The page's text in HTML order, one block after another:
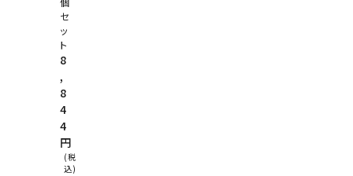
セ
ッ
ト
8
,
8
4
4
円
(税
込)